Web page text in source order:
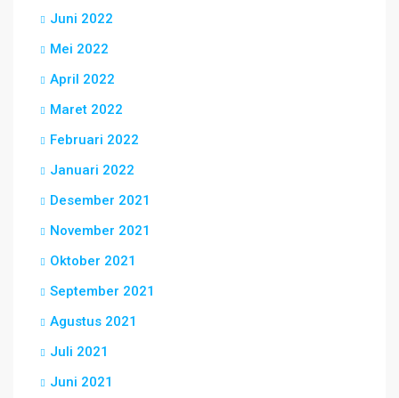
Juni 2022
Mei 2022
April 2022
Maret 2022
Februari 2022
Januari 2022
Desember 2021
November 2021
Oktober 2021
September 2021
Agustus 2021
Juli 2021
Juni 2021